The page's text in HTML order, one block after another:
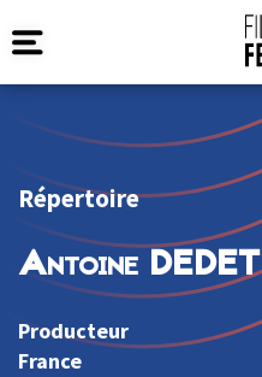
Répertoire
Antoine DEDET
Producteur
France